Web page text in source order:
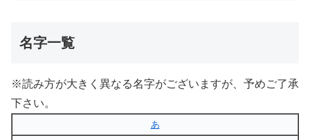
名字一覧
※読み方が大きく異なる名字がございますが、予めご了承
下さい。
あ